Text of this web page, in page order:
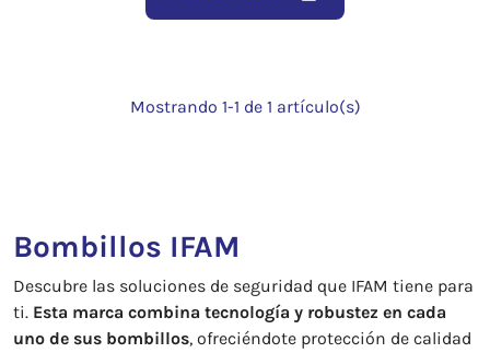
Mostrando 1-1 de 1 artículo(s)
Bombillos IFAM
Descubre las soluciones de seguridad que IFAM tiene para
ti. Esta marca combina tecnología y robustez en cada
uno de sus bombillos, ofreciéndote protección de calidad